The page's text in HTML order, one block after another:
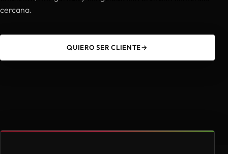
cercana.
QUIERO SER CLIENTE→